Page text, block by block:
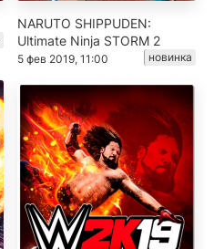
NARUTO SHIPPUDEN:
Ultimate Ninja STORM 2
5 фев 2019, 11:00 новинка